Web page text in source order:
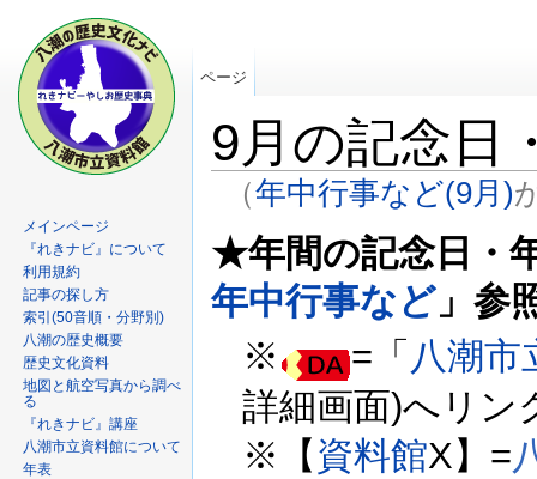
9月の記念日
（年中行事など(9月)
★年間の記念日・
年中行事など 」参
※
=「 八潮
詳細画面)へリン
※【 資料館X】=
ページ
メインページ
『れきナビ』について
利用規約
記事の探し方
索引(50音順・分野別)
八潮の歴史概要
歴史文化資料
地図と航空写真から調べ
る
『れきナビ』講座
八潮市立資料館について
年表